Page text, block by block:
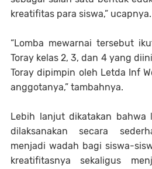
kreatifitas para siswa,” ucapnya.
“Lomba mewarnai tersebut
Toray kelas 2, 3, dan 4 yang
Toray dipimpin oleh Letda Inf
anggotanya,” tambahnya.
Lebih lanjut dikatakan bahwa
dilaksanakan secara
menjadi wadah bagi siswa-
kreatifitasnya sekaligus